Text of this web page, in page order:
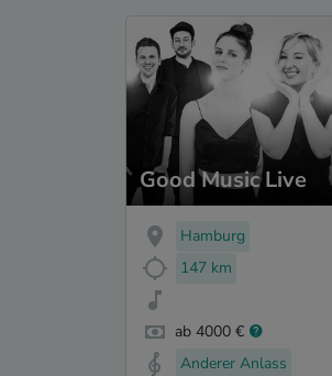
Good Music Live
Hamburg
147 km
ab 4000 €
Anderer Anlass